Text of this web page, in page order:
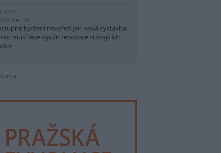
39
bydlení nevyřeší jen nová výstavba.
musí lépe využít renovace stávajících